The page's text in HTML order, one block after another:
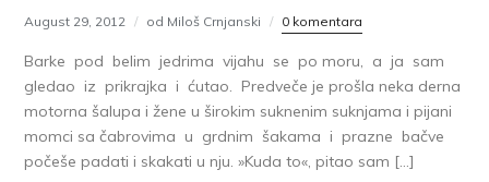
August 29, 2012 od Miloš Crnjanski 0 komentara
Barke pod belim jedrima vijahu se po moru, a ja sam
gledao iz prikrajka i ćutao. Predveče je prošla neka derna
motorna šalupa i žene u širokim suknenim suknjama i pijani
momci sa čabrovima u grdnim šakama i prazne bačve
počeše padati i skakati u nju. »Kuda to«, pitao sam […]